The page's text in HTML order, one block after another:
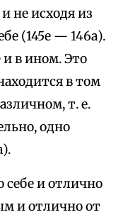
не исходя из
(145е — 146а).
в ином. Это
в том
т. е.
одно
себе и отлично
и отлично от